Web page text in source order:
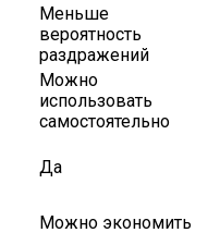
Меньше
вероятность
раздражений
Можно
использовать
самостоятельно
Да
Можно экономить